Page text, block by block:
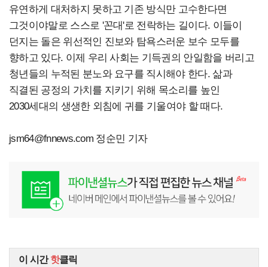
유연하게 대처하지 못하고 기존 방식만 고수한다면
그것이야말로 스스로 '꼰대'로 전락하는 길이다. 이들이
던지는 돌은 위선적인 진보와 탐욕스러운 보수 모두를
향하고 있다. 이제 우리 사회는 기득권의 안일함을 버리고
청년들의 누적된 분노와 요구를 직시해야 한다. 삶과
직결된 공정의 가치를 지키기 위해 목소리를 높인
2030세대의 생생한 외침에 귀를 기울여야 할 때다.
jsm64@fnnews.com 정순민 기자
이 시간핫클릭